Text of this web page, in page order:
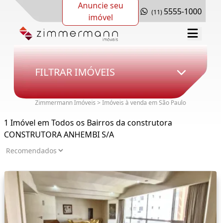
Anuncie seu
imóvel
(11) 5555-1000
FILTRAR IMÓVEIS
Zimmermann Imóveis > Imóveis à venda em São Paulo
1 Imóvel em Todos os Bairros da construtora
CONSTRUTORA ANHEMBI S/A